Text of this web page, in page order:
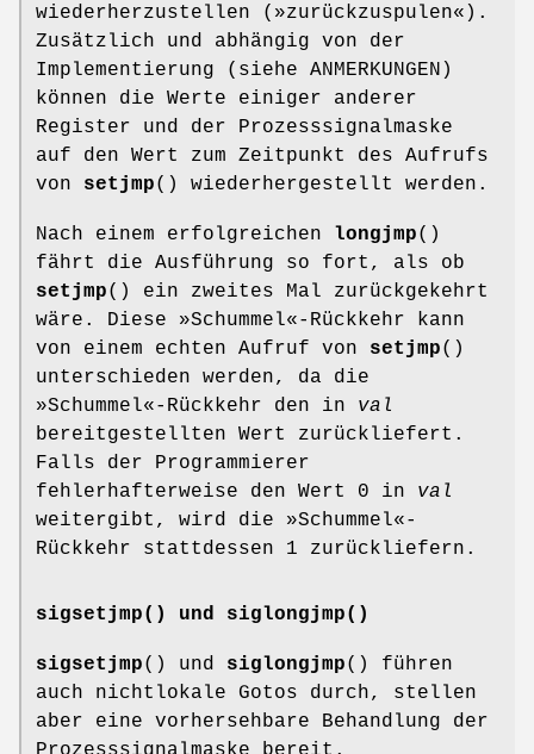
wiederherzustellen (»zurückzuspulen«).
Zusätzlich und abhängig von der
Implementierung (siehe ANMERKUNGEN)
können die Werte einiger anderer
Register und der Prozesssignalmaske
auf den Wert zum Zeitpunkt des Aufrufs
von setjmp() wiederhergestellt werden.
Nach einem erfolgreichen longjmp()
fährt die Ausführung so fort, als ob
setjmp() ein zweites Mal zurückgekehrt
wäre. Diese »Schummel«-Rückkehr kann
von einem echten Aufruf von setjmp()
unterschieden werden, da die
»Schummel«-Rückkehr den in val
bereitgestellten Wert zurückliefert.
Falls der Programmierer
fehlerhafterweise den Wert 0 in val
weitergibt, wird die »Schummel«-
Rückkehr stattdessen 1 zurückliefern.
sigsetjmp() und siglongjmp()
sigsetjmp() und siglongjmp() führen
auch nichtlokale Gotos durch, stellen
aber eine vorhersehbare Behandlung der